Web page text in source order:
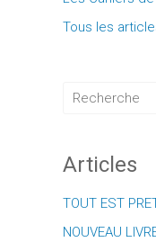
Tous les
Articles
TOUT EST
NOUVEAU